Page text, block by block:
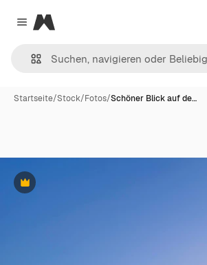
Close menu
Magnific
Startseite/Stock/Fotos/Schöner Blick auf de…
Premium